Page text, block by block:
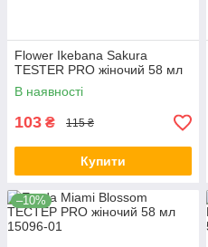
Flower Ikebana Sakura
ТESTER PRO жіночий 58 мл
В наявності
103 ₴ 115 ₴
Купити
–10%